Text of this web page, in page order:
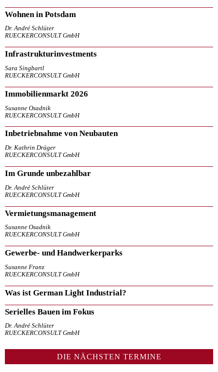
Wohnen in Potsdam
Dr. André Schlüter
RUECKERCONSULT GmbH
Infrastrukturinvestments
Sara Singbartl
RUECKERCONSULT GmbH
Immobilienmarkt 2026
Susanne Osadnik
RUECKERCONSULT GmbH
Inbetriebnahme von Neubauten
Dr. Kathrin Dräger
RUECKERCONSULT GmbH
Im Grunde unbezahlbar
Dr. André Schlüter
RUECKERCONSULT GmbH
Vermietungsmanagement
Susanne Osadnik
RUECKERCONSULT GmbH
Gewerbe- und Handwerkerparks
Susanne Franz
RUECKERCONSULT GmbH
Was ist German Light Industrial?
Serielles Bauen im Fokus
Dr. André Schlüter
RUECKERCONSULT GmbH
DIE NÄCHSTEN TERMINE